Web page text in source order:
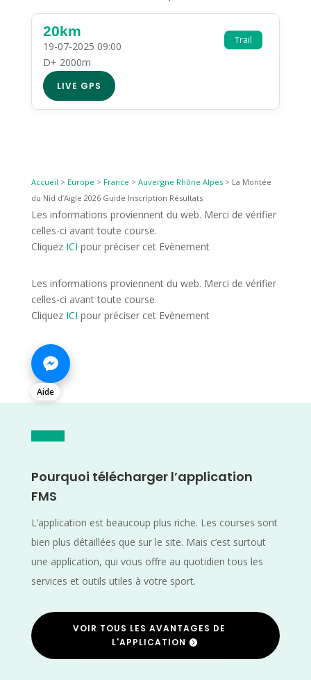
Trail
20km
19-07-2025 09:00
D+ 2000m
LIVE GPS
Accueil > Europe > France > Auvergne Rhône Alpes> La Montée
du Nid d’Aigle 2026 Guide Inscription Résultats
Les informations proviennent du web. Merci de vérifier
celles-ci avant toute course.
Cliquez ICI pour préciser cet Evènement
Les informations proviennent du web. Merci de vérifier
celles-ci avant toute course.
Cliquez ICI pour préciser cet Evènement
Aide
Pourquoi télécharger l’application
FMS
L’application est beaucoup plus riche. Les courses sont
bien plus détaillées que sur le site. Mais c’est surtout
une application, qui vous offre au quotidien tous les
services et outils utiles à votre sport.
VOIR TOUS LES AVANTAGES DE
L'APPLICATION